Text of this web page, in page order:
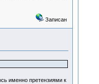
Записан
именно претензиями к